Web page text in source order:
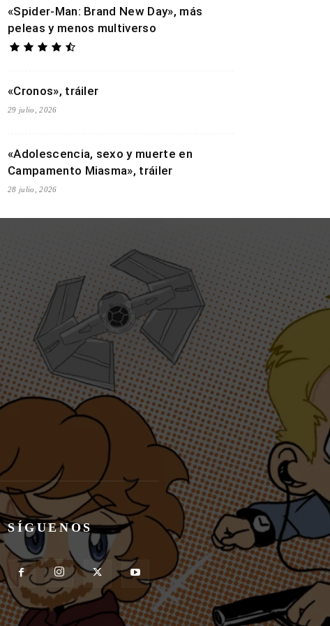
«Spider-Man: Brand New Day», más
peleas y menos multiverso
«Cronos», tráiler
29 julio, 2026
«Adolescencia, sexo y muerte en
Campamento Miasma», tráiler
28 julio, 2026
SÍGUENOS